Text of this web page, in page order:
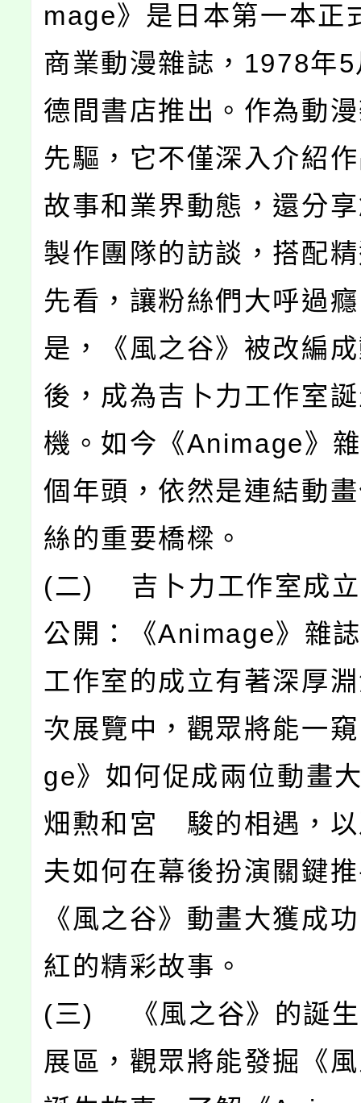
mage》是日本第一本正
商業動漫雜誌，1978年
德間書店推出。作為動
先驅，它不僅深入介紹
故事和業界動態，還分
製作團隊的訪談，搭配
先看，讓粉絲們大呼過
是，《風之谷》被改編
後，成為吉卜力工作室
機。如今《Animage》
個年頭，依然是連結動
絲的重要橋樑。
(二) 吉卜力工作室成立
公開：《Animage》雜
工作室的成立有著深厚
次展覽中，觀眾將能一
ge》如何促成兩位動畫
畑勲和宮 駿的相遇，
夫如何在幕後扮演關鍵
《風之谷》動畫大獲成
紅的精彩故事。
(三) 《風之谷》的誕生
展區，觀眾將能發掘《